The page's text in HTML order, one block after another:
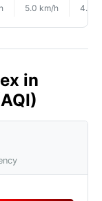
5.0 km/h 4.0
in